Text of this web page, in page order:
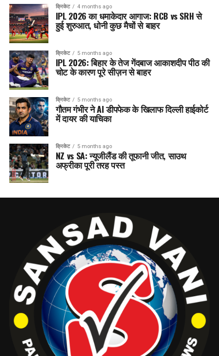
क्रिकेट 4 months ago
IPL 2026 का धमाकेदार आगाज: RCB vs SRH से
हुई शुरुआत, धोनी कुछ मैचों से बाहर
क्रिकेट 5 months ago
IPL 2026: बिहार के तेज गेंदबाज आकाशदीप पीठ की
चोट के कारण पूरे सीज़न से बाहर
क्रिकेट 5 months ago
गौतम गंभीर ने AI डीपफेक के खिलाफ दिल्ली हाईकोर्ट
में दायर की याचिका
क्रिकेट 5 months ago
NZ vs SA: न्यूजीलैंड की तूफानी जीत, साउथ
अफ्रीका पूरी तरह पस्त